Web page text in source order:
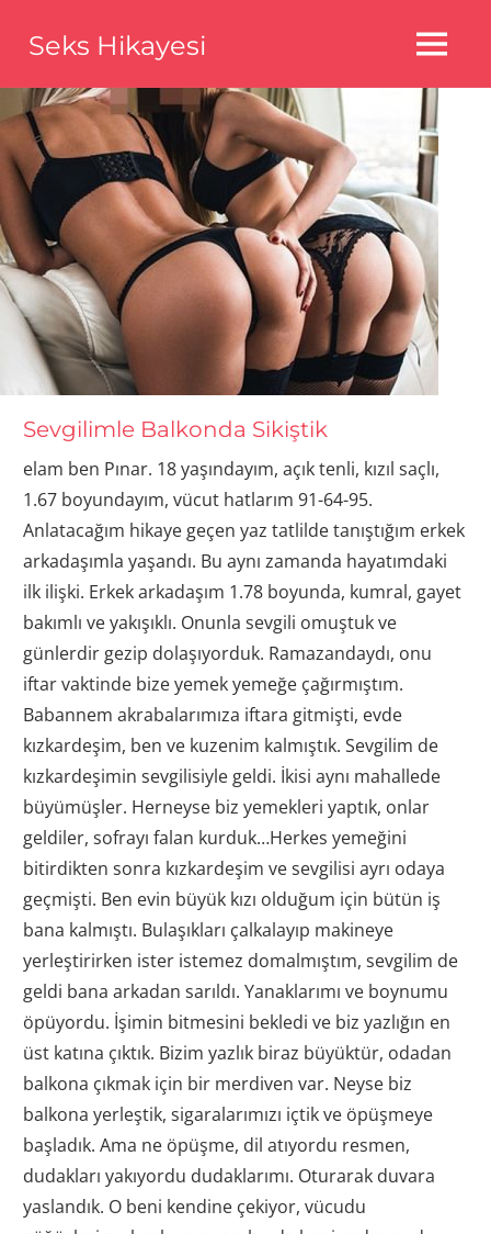
Seks Hikayesi
Hikayeleri,Bedava
Seks
Hikayeleri,Aldatma
Seks
Hikayeleri
MENU
Sevgilimle Balkonda Sikiştik
elam ben Pınar. 18 yaşındayım, açık tenli, kızıl saçlı,
1.67 boyundayım, vücut hatlarım 91-64-95.
Anlatacağım hikaye geçen yaz tatlilde tanıştığım erkek
arkadaşımla yaşandı. Bu aynı zamanda hayatımdaki
ilk ilişki. Erkek arkadaşım 1.78 boyunda, kumral, gayet
bakımlı ve yakışıklı. Onunla sevgili omuştuk ve
günlerdir gezip dolaşıyorduk. Ramazandaydı, onu
iftar vaktinde bize yemek yemeğe çağırmıştım.
Babannem akrabalarımıza iftara gitmişti, evde
kızkardeşim, ben ve kuzenim kalmıştık. Sevgilim de
kızkardeşimin sevgilisiyle geldi. İkisi aynı mahallede
büyümüşler. Herneyse biz yemekleri yaptık, onlar
geldiler, sofrayı falan kurduk…Herkes yemeğini
bitirdikten sonra kızkardeşim ve sevgilisi ayrı odaya
geçmişti. Ben evin büyük kızı olduğum için bütün iş
bana kalmıştı. Bulaşıkları çalkalayıp makineye
yerleştirirken ister istemez domalmıştım, sevgilim de
geldi bana arkadan sarıldı. Yanaklarımı ve boynumu
öpüyordu. İşimin bitmesini bekledi ve biz yazlığın en
üst katına çıktık. Bizim yazlık biraz büyüktür, odadan
balkona çıkmak için bir merdiven var. Neyse biz
balkona yerleştik, sigaralarımızı içtik ve öpüşmeye
başladık. Ama ne öpüşme, dil atıyordu resmen,
dudakları yakıyordu dudaklarımı. Oturarak duvara
yaslandık. O beni kendine çekiyor, vücudu